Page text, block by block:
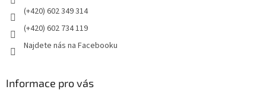
(+420) 602 349 314
(+420) 602 734 119
Najdete nás na Facebooku
Informace pro vás